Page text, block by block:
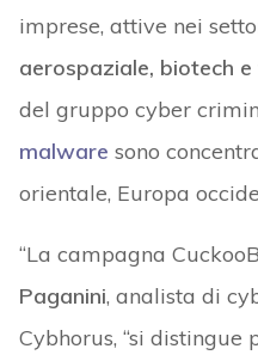
imprese, attive nei
aerospaziale, biotech
del gruppo cyber
malware sono
orientale, Europa
“La campagna
Paganini, analista di
Cybhorus, “si distingue